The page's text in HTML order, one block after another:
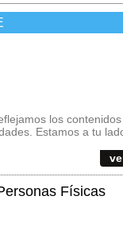
los
Estamos a tu
Físicas